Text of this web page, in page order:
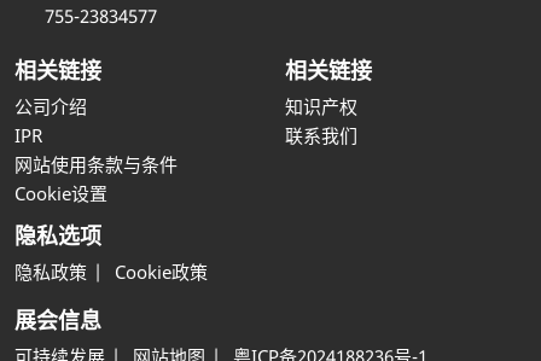
755-23834577
相关链接
公司介绍
IPR
网站使用条款与条件
Cookie设置
相关链接
知识产权
联系我们
隐私选项
隐私政策 Cookie政策
展会信息
可持续发展 网站地图 粤ICP备2024188236号-1